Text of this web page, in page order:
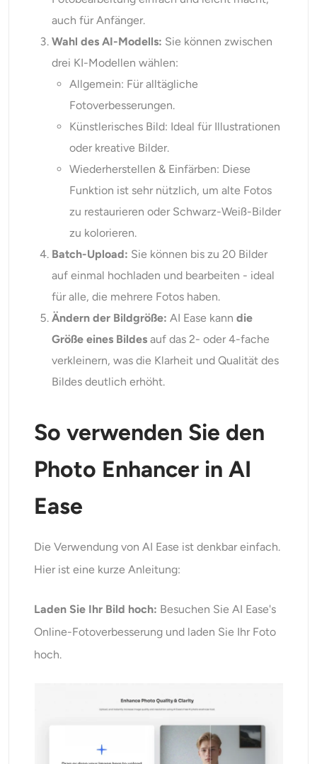
auch für Anfänger.
Wahl des AI-Modells: Sie können zwischen
drei KI-Modellen wählen:
Allgemein: Für alltägliche
Fotoverbesserungen.
Künstlerisches Bild: Ideal für Illustrationen
oder kreative Bilder.
Wiederherstellen & Einfärben: Diese
Funktion ist sehr nützlich, um alte Fotos
zu restaurieren oder Schwarz-Weiß-Bilder
zu kolorieren.
Batch-Upload: Sie können bis zu 20 Bilder
auf einmal hochladen und bearbeiten - ideal
für alle, die mehrere Fotos haben.
Ändern der Bildgröße: AI Ease kanndie
Größe eines Bildes auf das 2- oder 4-fache
verkleinern, was die Klarheit und Qualität des
Bildes deutlich erhöht.
So verwenden Sie den
Photo Enhancer in AI
Ease
Die Verwendung von AI Ease ist denkbar einfach.
Hier ist eine kurze Anleitung:
Laden Sie Ihr Bild hoch: Besuchen Sie AI Ease's
Online-Fotoverbesserung und laden Sie Ihr Foto
hoch.